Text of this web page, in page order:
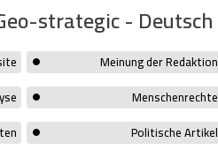
strategic - Deutsch
Meinung der Redaktion
Menschenrechte
Politische Artikel